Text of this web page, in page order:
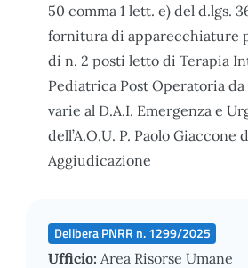
50 comma 1 lett. e) del d.lgs.
fornitura di apparecchiature
di n. 2 posti letto di Terapia
Pediatrica Post Operatoria
varie al D.A.I. Emergenza e
dell’A.O.U. P. Paolo Giaccone
Aggiudicazione
Delibera PNRR n. 1299/2025
Ufficio: Area Risorse Umane